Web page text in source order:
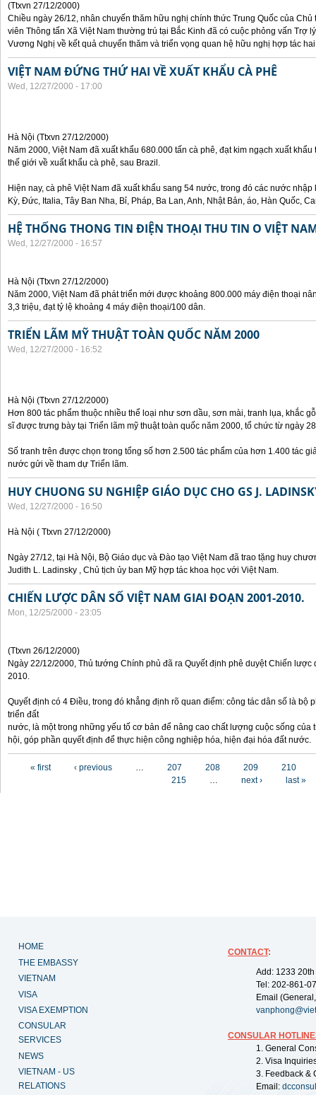
(Ttxvn 27/12/2000)
Chiều ngày 26/12, nhân chuyến thăm hữu nghị chính thức Trung Quốc của
viên Thông tấn Xã Việt Nam thường trú tại Bắc Kinh đã có cuộc phỏng vấn Trợ
Vương Nghị về kết quả chuyến thăm và triển vọng quan hệ hữu nghị hợp tác
VIỆT NAM ĐỨNG THỨ HAI VỀ XUẤT KHẨU CÀ PHÊ
Wed, 12/27/2000 - 17:00
Hà Nội (Ttxvn 27/12/2000)
Năm 2000, Việt Nam đã xuất khẩu 680.000 tấn cà phê, đạt kim ngạch xuất
thế giới về xuất khẩu cà phê, sau Brazil.
Hiện nay, cà phê Việt Nam đã xuất khẩu sang 54 nước, trong đó các nước
Kỳ, Đức, Italia, Tây Ban Nha, Bỉ, Pháp, Ba Lan, Anh, Nhật Bản, áo, Hàn Quốc,
HỆ THỐNG THONG TIN ĐIỆN THOẠI THU TIN O VIỆT
Wed, 12/27/2000 - 16:57
Hà Nội (Ttxvn 27/12/2000)
Năm 2000, Việt Nam đã phát triển mới được khoảng 800.000 máy điện thoại
3,3 triệu, đạt tỷ lệ khoảng 4 máy điện thoại/100 dân.
TRIỂN LÃM MỸ THUẬT TOÀN QUỐC NĂM 2000
Wed, 12/27/2000 - 16:52
Hà Nội (Ttxvn 27/12/2000)
Hơn 800 tác phẩm thuộc nhiều thể loại như sơn dầu, sơn mài, tranh lụa, khắc
sĩ được trưng bày tại Triển lãm mỹ thuật toàn quốc năm 2000, tổ chức từ ngày
Số tranh trên được chọn trong tổng số hơn 2.500 tác phẩm của hơn 1.400 tác
nước gửi về tham dự Triển lãm.
HUY CHUONG SU NGHIỆP GIÁO DỤC CHO GS J.
Wed, 12/27/2000 - 16:50
Hà Nội ( Ttxvn 27/12/2000)
Ngày 27/12, tại Hà Nội, Bộ Giáo dục và Đào tạo Việt Nam đã trao tặng huy
Judith L. Ladinsky , Chủ tịch ủy ban Mỹ hợp tác khoa học với Việt Nam.
CHIẾN LƯỢC DÂN SỐ VIỆT NAM GIAI ĐOẠN 2001-2010.
Mon, 12/25/2000 - 23:05
(Ttxvn 26/12/2000)
Ngày 22/12/2000, Thủ tướng Chính phủ đã ra Quyết định phê duyệt Chiến lược
2010.
Quyết định có 4 Điều, trong đó khẳng định rõ quan điểm: công tác dân số là bộ
triển đất
nước, là một trong những yếu tố cơ bản để nâng cao chất lượng cuộc sống
hội, góp phần quyết định để thực hiện công nghiệp hóa, hiện đại hóa đất nước.
« first ‹ previous … 207 208 209
210
215
… next › last »
HOME
THE EMBASSY
VIETNAM
VISA
VISA EXEMPTION
CONSULAR
SERVICES
NEWS
VIETNAM - US
RELATIONS
CONTACT:
Add: 1233
Tel: 202-861-
Email
CONSULAR
1. General
2. Visa
3. Feedback &
Email: